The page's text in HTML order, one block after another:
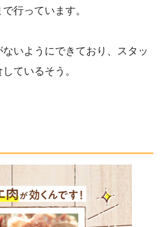
行っています。
いようにできており、スタッ
ているそう。